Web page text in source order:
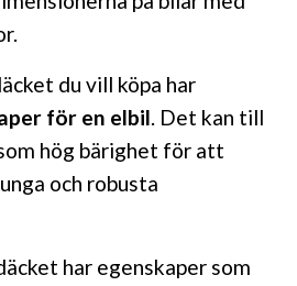
du vill köpa har
för en elbil. Det kan till
hög bärighet för att
och robusta
har egenskaper som